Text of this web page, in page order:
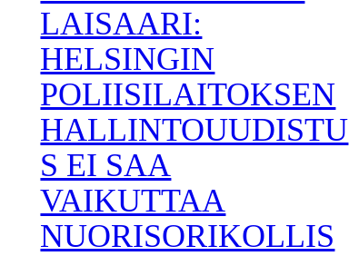
LAISAARI:
HELSINGIN
POLIISILAITOKSEN
HALLINTOUUDISTU
S EI SAA
VAIKUTTAA
NUORISORIKOLLIS